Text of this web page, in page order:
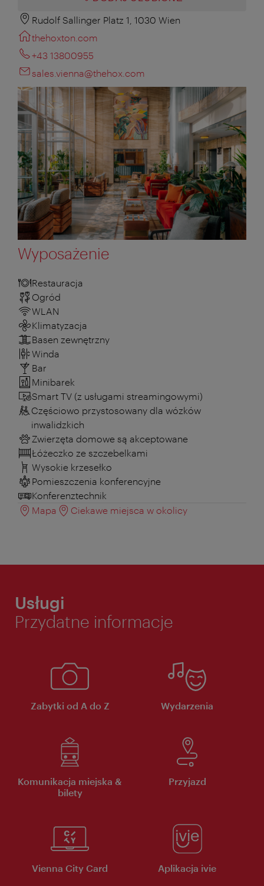
Rudolf Sallinger Platz 1, 1030 Wien
thehoxton.com
+43 13800955
sales.vienna@thehox.com
Wyposażenie
Restauracja
Ogród
WLAN
Klimatyzacja
Basen zewnętrzny
Winda
Bar
Minibarek
Smart TV (z usługami streamingowymi)
Częściowo przystosowany dla wózków
inwalidzkich
Zwierzęta domowe są akceptowane
Łóżeczko ze szczebelkami
Wysokie krzesełko
Pomieszczenia konferencyjne
Konferenztechnik
Mapa
Ciekawe miejsca w okolicy
Usługi
Przydatne informacje
Zabytki od A do Z Wydarzenia
Komunikacja miejska &
bilety
Przyjazd
Vienna City Card Aplikacja ivie